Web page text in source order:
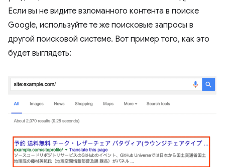
Если вы не видите взломанного контента в поиске
Google, используйте те же поисковые запросы в
другой поисковой системе. Вот пример того, как это
будет выглядеть: